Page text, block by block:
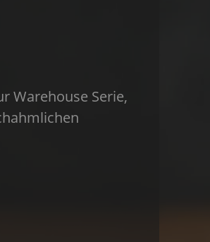
Warehouse Serie,